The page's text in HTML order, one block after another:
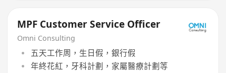
MPF Customer Service Officer
Omni Consulting
五天工作周，生日假，銀行假
年終花紅，牙科計劃，家屬醫療計劃等